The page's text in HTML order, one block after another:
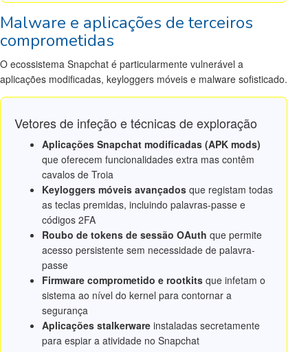
Malware e aplicações de terceiros
comprometidas
O ecossistema Snapchat é particularmente vulnerável a
aplicações modificadas, keyloggers móveis e malware sofisticado.
Vetores de infeção e técnicas de exploração
Aplicações Snapchat modificadas (APK mods)
que oferecem funcionalidades extra mas contêm
cavalos de Troia
Keyloggers móveis avançados que registam todas
as teclas premidas, incluindo palavras-passe e
códigos 2FA
Roubo de tokens de sessão OAuth que permite
acesso persistente sem necessidade de palavra-
passe
Firmware comprometido e rootkits que infetam o
sistema ao nível do kernel para contornar a
segurança
Aplicações stalkerware instaladas secretamente
para espiar a atividade no Snapchat